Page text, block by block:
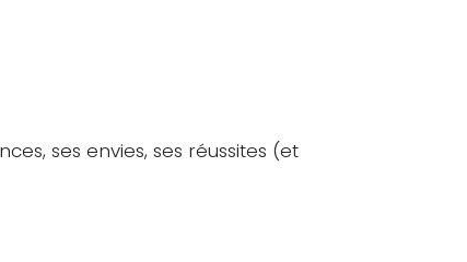
ses envies, ses réussites (et